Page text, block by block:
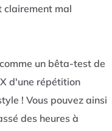
clairement mal
un bêta-test de
d'une répétition
! Vous pouvez ainsi
des heures à